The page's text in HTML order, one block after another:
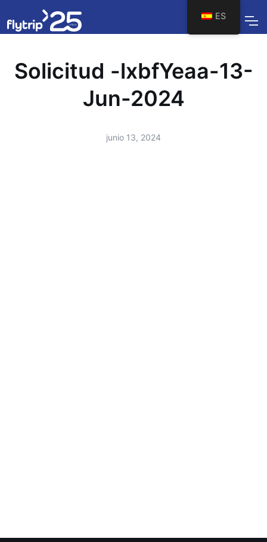
Solicitud -lxbfYeaa-13-
Jun-2024
junio 13, 2024
ES